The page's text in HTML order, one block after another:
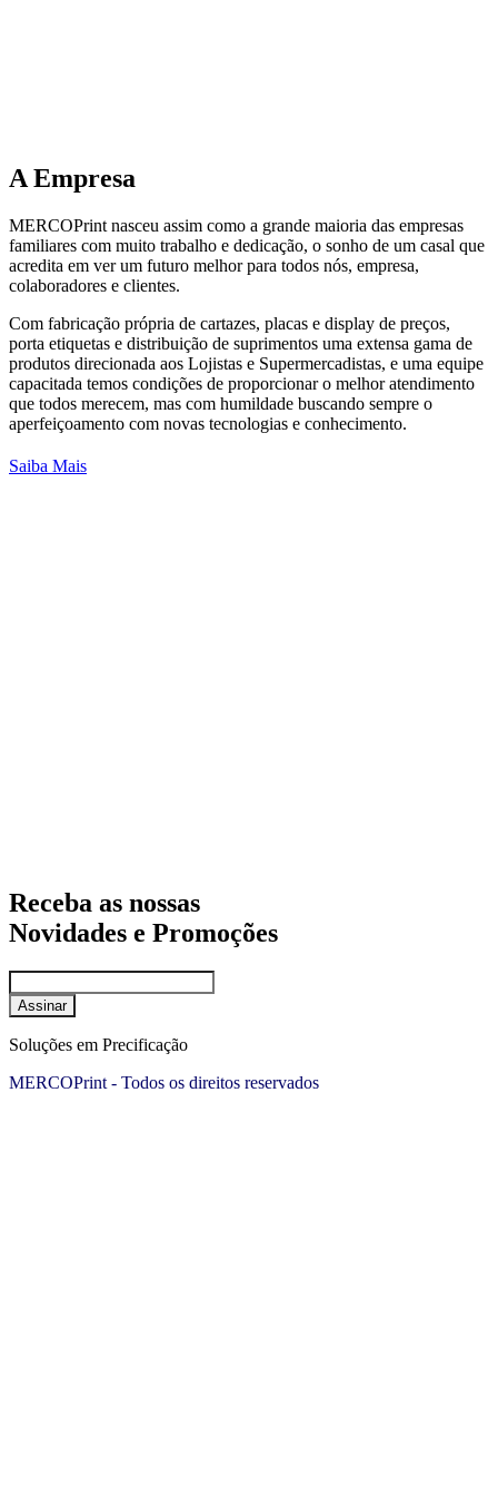
AEmpresa
MERCOPrint nasceu assim como a grande maioria das empresas
familiares com muito trabalho e dedicação, o sonho de um casal que
acredita em ver um futuro melhor para todos nós, empresa,
colaboradores e clientes.
Com fabricação própria de cartazes, placas e display de preços,
porta etiquetas e distribuição de suprimentos uma extensa gama de
produtos direcionada aos Lojistas e Supermercadistas, e uma equipe
capacitada temos condições de proporcionar o melhor atendimento
que todos merecem, mas com humildade buscando sempre o
aperfeiçoamento com novas tecnologias e conhecimento.
Saiba Mais
Receba as nossas
Novidades e Promoções
Assinar
Soluções em Precificação
MERCOPrint - Todos os direitos reservados